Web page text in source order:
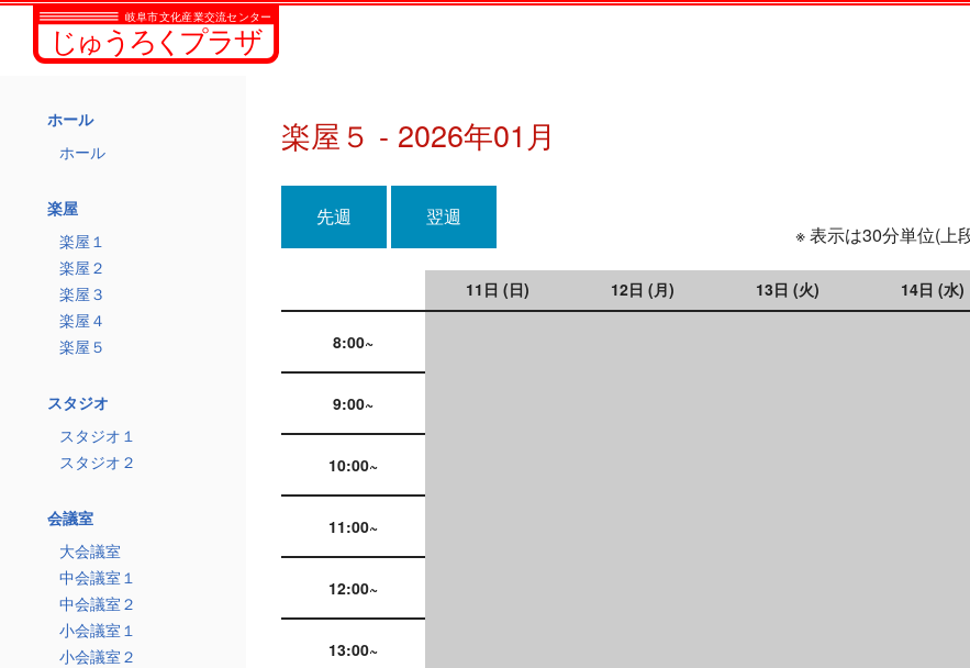
ホール
ホール
楽屋
楽屋１
楽屋２
楽屋３
楽屋４
楽屋５
スタジオ
スタジオ１
スタジオ２
会議室
大会議室
中会議室１
中会議室２
小会議室１
小会議室２
楽屋５ - 2026年01月
先週 翌週
※ 表示は30分単位(上
11日 (日) 12日 (月) 13日 (火) 14日 (水)
8:00~
9:00~
10:00~
11:00~
12:00~
13:00~